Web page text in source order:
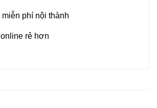
phí nội thành
rẻ hơn